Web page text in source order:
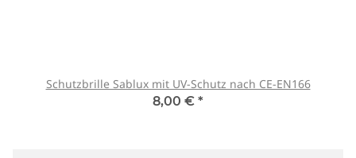
Schutzbrille Sablux mit UV-Schutz nach CE-EN166
8,00 € *